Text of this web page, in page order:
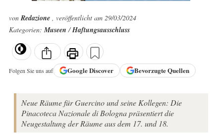
vonRedazione , veröffentlicht am 29/03/2024
Kategorien:Museen/Haftungsausschluss
Folgen Sie uns auf GoogleDiscover Bevorzugte Quellen
Neue Räume für Guercino und seine Kollegen: Die
Pinacoteca Nazionale di Bologna präsentiert die
Neugestaltung der Räume aus dem 17. und 18.